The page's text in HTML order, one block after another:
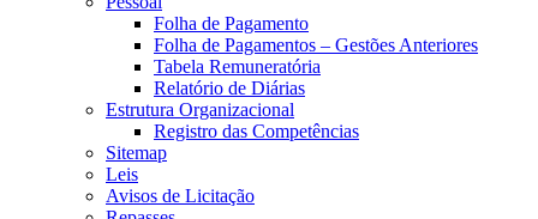
Folha de Pagamento
Folha de Pagamentos – Gestões Anteriores
Tabela Remuneratória
Relatório de Diárias
Estrutura Organizacional
Registro das Competências
Sitemap
Leis
Avisos de Licitação